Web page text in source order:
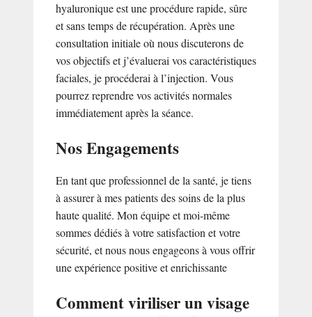
hyaluronique est une procédure rapide, sûre
et sans temps de récupération. Après une
consultation initiale où nous discuterons de
vos objectifs et j’évaluerai vos caractéristiques
faciales, je procéderai à l’injection. Vous
pourrez reprendre vos activités normales
immédiatement après la séance.
Nos Engagements
En tant que professionnel de la santé, je tiens
à assurer à mes patients des soins de la plus
haute qualité. Mon équipe et moi-même
sommes dédiés à votre satisfaction et votre
sécurité, et nous nous engageons à vous offrir
une expérience positive et enrichissante
Comment viriliser un visage